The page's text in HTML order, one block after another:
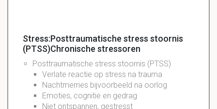
Stress:Posttraumatische stress stoornis
(PTSS)Chronische stressoren
Posttraumatische stress stoornis (PTSS)
Verlate reactie op stress na trauma
Nachtmerries bijvoorbeeld na oorlog
Emoties, cognitie en gedrag
Niet ontspannen, gestresst